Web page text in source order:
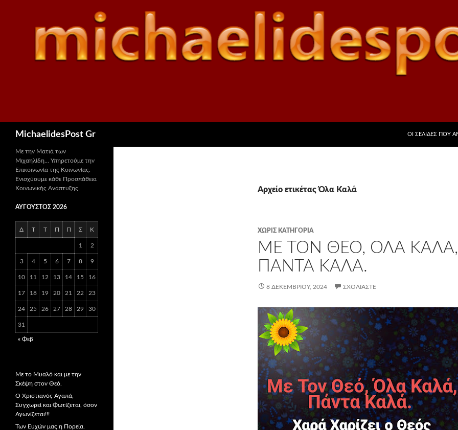
MichaelidesPost Gr
ΟΙ ΣΕΛΊΔΕΣ ΠΟΥ
Αρχείο ετικέτας Όλα Καλά
ΧΩΡΊΣ ΚΑΤΗΓΟΡΊΑ
ΜΕ ΤΟΝ ΘΕΌ, ΌΛΑ ΚΑΛΆ,
ΠΆΝΤΑ ΚΑΛΆ.
8 ΔΕΚΕΜΒΡΊΟΥ, 2024 ΣΧΟΛΙΆΣΤΕ
Με την Ματιά των
Μιχαηλίδη… Υπηρετούμε την
Επικοινωνία της Κοινωνίας.
Ενισχύουμε κάθε Προσπάθεια
Κοινωνικής Ανάπτυξης
ΑΎΓΟΥΣΤΟΣ 2026
Δ Τ Τ Π Π Σ Κ
1 2
3 4 5 6 7 8 9
10 11 12 13 14 15 16
17 18 19 20 21 22 23
24 25 26 27 28 29 30
31
« Φεβ
Με το Μυαλό και με την
Σκέψη στον Θεό.
Ο Χριστιανός Αγαπά,
Συγχωρεί και Φωτίζεται, όσον
Αγωνίζεται!!!
Των Ευχών μας η Πορεία.